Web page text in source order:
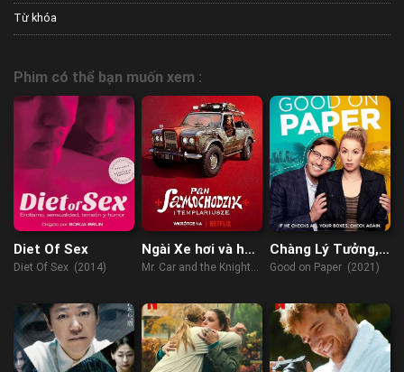
Từ khóa
Phim có thể bạn muốn xem :
Diet Of Sex
Diet Of Sex (2014)
Ngài Xe hơi và hội
Hiệp sĩ dòng Đền
Mr. Car and the Knights
Chàng Lý Tưởng,
Trên Lý Thuyết
Good on Paper (2021)